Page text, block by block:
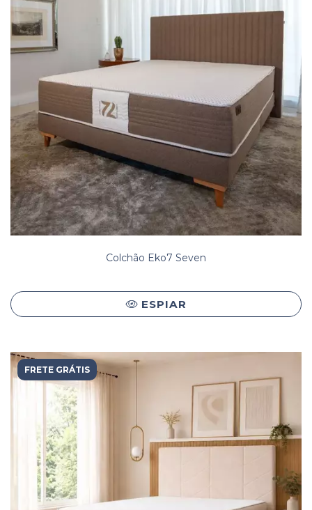
Colchão Eko7 Seven
ESPIAR
FRETE GRÁTIS